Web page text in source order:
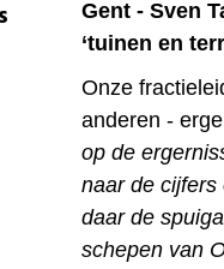
Gent - Sven
‘tuinen en
Onze
anderen -
op de
naar de cijfers
daar de
schepen van